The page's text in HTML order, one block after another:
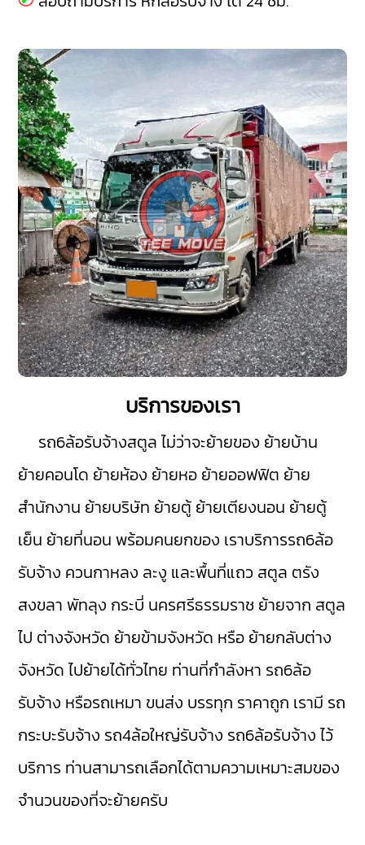
บริการของเรา
รถ6ล้อรับจ้างสตูลไม่ว่าจะย้ายของ ย้ายบ้าน
ย้ายคอนโด ย้ายห้อง ย้ายหอ ย้ายออฟฟิต ย้าย
สำนักงาน ย้ายบริษัท ย้ายตู้ ย้ายเตียงนอน ย้ายตู้
เย็น ย้ายที่นอน พร้อมคนยกของ เราบริการรถ6ล้อ
รับจ้าง ควนกาหลง ละงู และพื้นที่แถว สตูล ตรัง
สงขลา พัทลุง กระบี่ นครศรีธรรมราช ย้ายจาก สตูล
ไป ต่างจังหวัด ย้ายข้ามจังหวัด หรือ ย้ายกลับต่าง
จังหวัด ไปย้ายได้ทั่วไทย ท่านที่กำลังหา รถ6ล้อ
รับจ้าง หรือรถเหมา ขนส่ง บรรทุก ราคาถูก เรามี รถ
กระบะรับจ้าง รถ4ล้อใหญ่รับจ้าง รถ6ล้อรับจ้างไว้
บริการ ท่านสามารถเลือกได้ตามความเหมาะสมของ
จำนวนของที่จะย้ายครับ